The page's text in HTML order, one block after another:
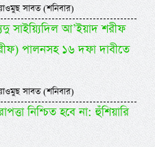
সাবত (শনিবার)
সাইয়্যিদিল আ’ইয়াদ শরীফ
পালনসহ ১৬ দফা দাবীতে
সাবত (শনিবার)
নিশ্চিত হবে না: হুঁশিয়ারি